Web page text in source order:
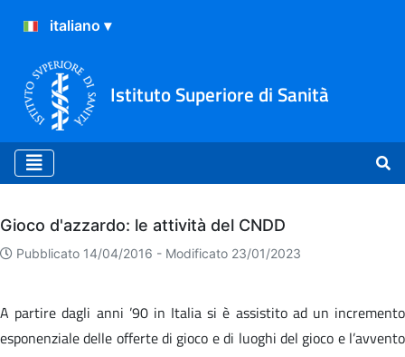
Istituto Superiore di Sanità
Archivio
Gioco d'azzardo: le attività del CNDD
Pubblicato 14/04/2016 - Modificato 23/01/2023
A partire dagli anni ’90 in Italia si è assistito ad un incremento
esponenziale delle offerte di gioco e di luoghi del gioco e l’avvento